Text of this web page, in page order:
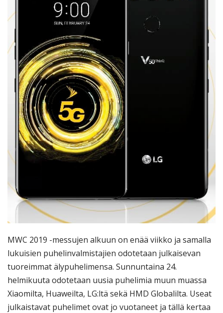
MWC 2019 -messujen alkuun on enää viikko ja samalla
lukuisien puhelinvalmistajien odotetaan julkaisevan
tuoreimmat älypuhelimensa. Sunnuntaina 24.
helmikuuta odotetaan uusia puhelimia muun muassa
Xiaomilta, Huaweilta, LG:ltä sekä HMD Globalilta. Useat
julkaistavat puhelimet ovat jo vuotaneet ja tällä kertaa